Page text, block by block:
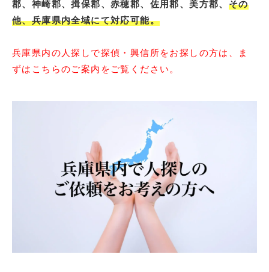
郡、神崎郡、揖保郡、赤穂郡、佐用郡、美方郡、 その
他、兵庫県内全域にて対応可能。
兵庫県内の人探しで探偵・興信所をお探しの方は、ま
ずはこちらのご案内をご覧ください。